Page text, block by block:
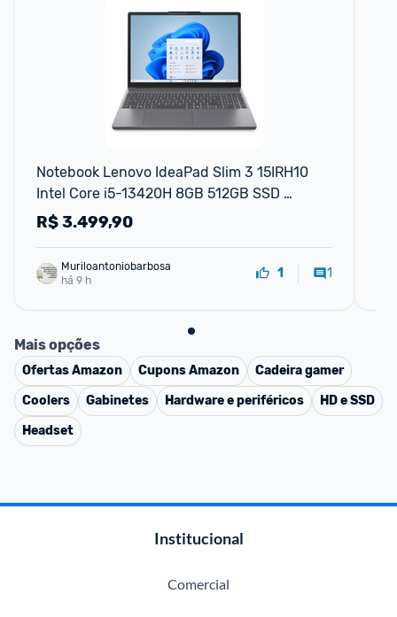
Notebook Lenovo IdeaPad Slim 3 15IRH10
Intel Core i5-13420H 8GB 512GB SSD
Windows 11 15.3" - 83NS0002BR Luna Grey
R$3.499,90
Muriloantoniobarbosa
há 9 h
1 1
Mais opções
OfertasAmazon CuponsAmazon
Cadeira gamer
Coolers
Gabinetes Hardware e periféricos
HD e SSD
Headset
Institucional
Comercial